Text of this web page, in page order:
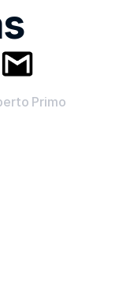
Primo